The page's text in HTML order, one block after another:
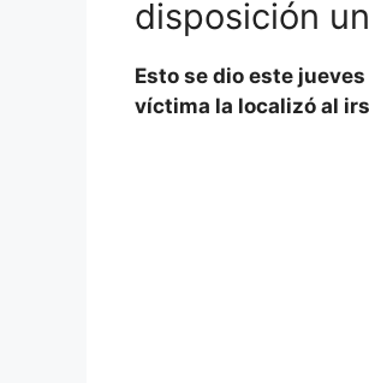
disposición
Esto se dio este
víctima la localizó al